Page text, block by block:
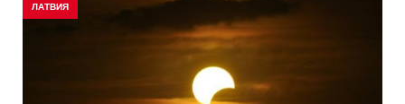
ЛАТВИЯ